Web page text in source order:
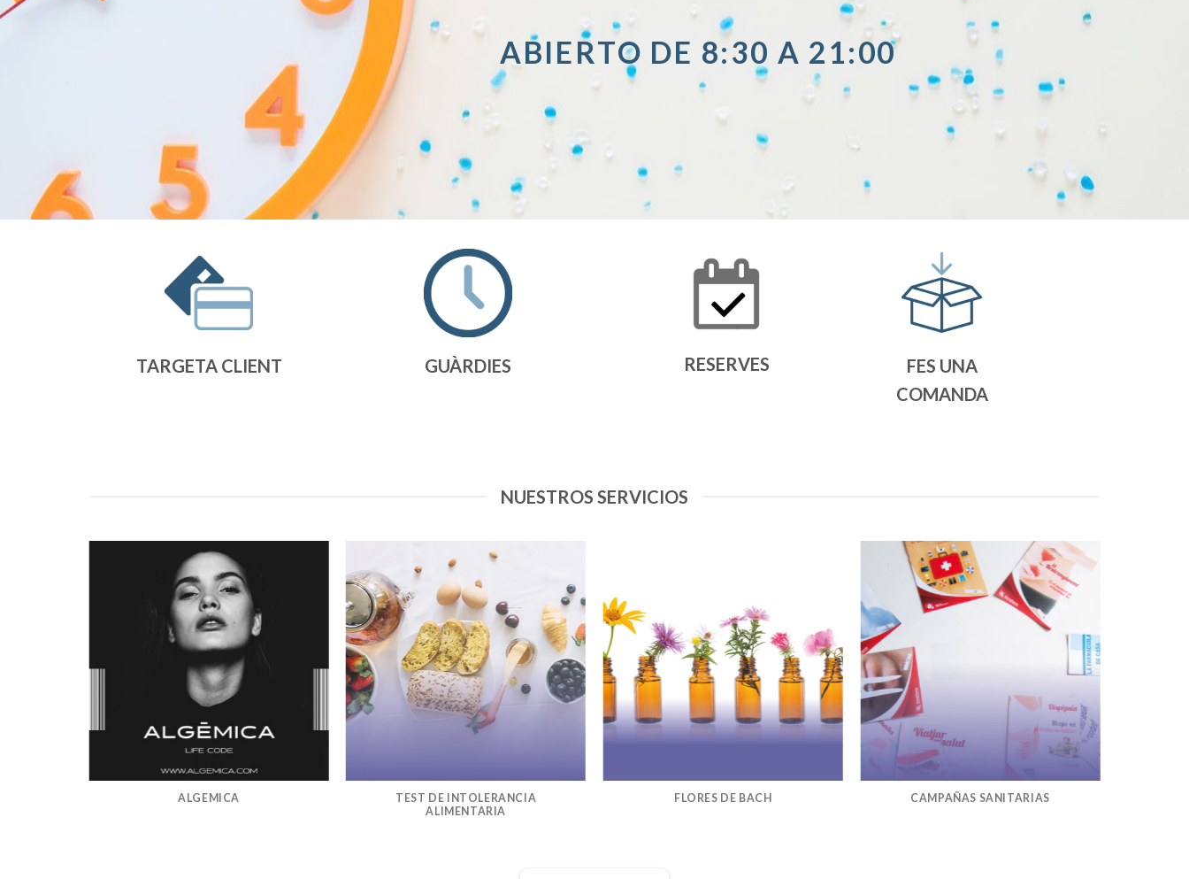
ABIERTO DE 8:30 A 21:00
TARGETA CLIENT GUÀRDIES RESERVES
FES UNA
COMANDA
NUESTROS SERVICIOS
ALGEMICA
TEST DE INTOLERANCIA
ALIMENTARIA
FLORES DE BACH CAMPAÑAS SANITARIAS